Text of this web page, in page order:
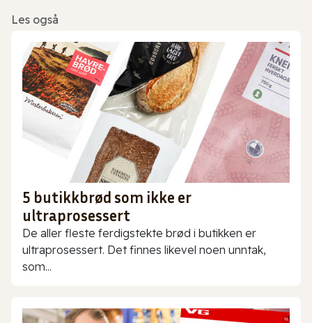
Les også
5 butikkbrød som ikke er
ultraprosessert
De aller fleste ferdigstekte brød i butikken er
ultraprosessert. Det finnes likevel noen unntak,
som...